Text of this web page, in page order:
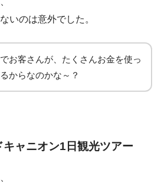
いのは意外でした。
お客さんが、たくさんお金を使っ
からなのかな～？
ャニオン1日観光ツアー